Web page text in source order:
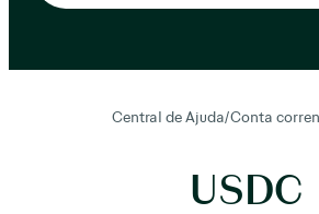
Central de Ajuda/Conta
USDC